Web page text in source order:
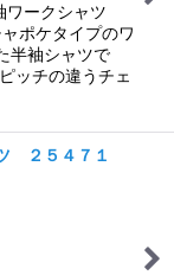
ワークシャツ
ポケタイプのワ
半袖シャツで
ッチの違うチェ
２５４７１